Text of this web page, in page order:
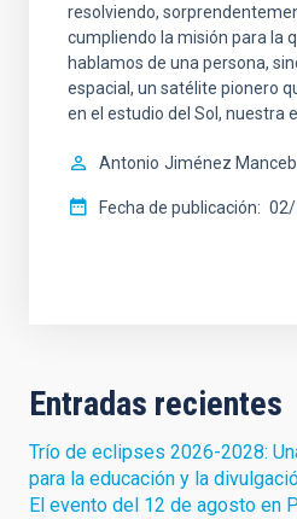
resolviendo,
cumpliendo la misión para la
hablamos de una persona,
espacial, un satélite pionero
en el estudio del Sol, nuestra
Antonio Jiménez
Fecha de publicación
Entradas recientes
Trío de eclipses 2026-2028:
para la educación y la
El evento del 12 de agosto en